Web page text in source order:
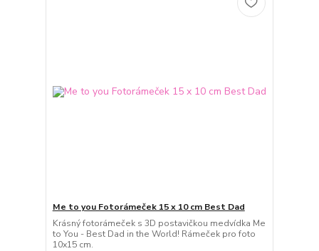
Me to you Fotorámeček 15 x 10 cm Best Dad
Krásný fotorámeček s 3D postavičkou medvídka Me
to You - Best Dad in the World! Rámeček pro foto
10x15 cm.